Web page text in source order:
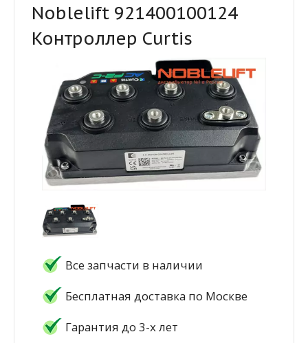
Noblelift 921400100124
Контроллер Curtis
Все запчасти в наличии
Бесплатная доставка по Москве
Гарантия до 3-х лет